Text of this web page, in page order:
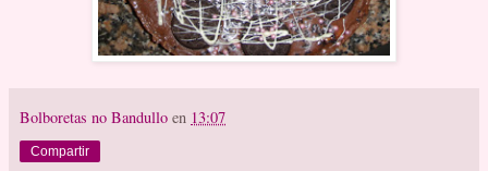
Bolboretas no Bandullo en 13:07
Compartir